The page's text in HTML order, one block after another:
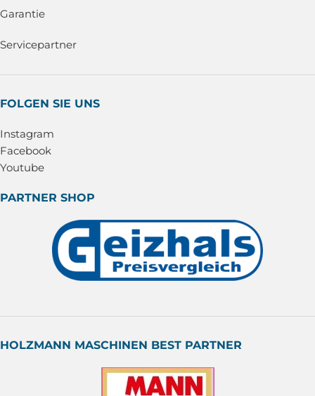
Garantie
Servicepartner
FOLGEN SIE UNS
Instagram
Facebook
Youtube
PARTNER SHOP
HOLZMANN MASCHINEN BEST PARTNER